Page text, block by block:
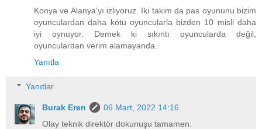
Konya ve Alanya'yı izliyoruz. Iki takim da pas oyununu bizim
oyunculardan daha kötü oyuncularla bizden 10 misli daha
iyi oynuyor. Demek ki sıkıntı oyuncularda değil,
oyunculardan verim alamayanda.
Yanıtla
Yanıtlar
Burak Eren
06 Mart, 2022 14:16
Olay teknik direktör dokunuşu tamamen.